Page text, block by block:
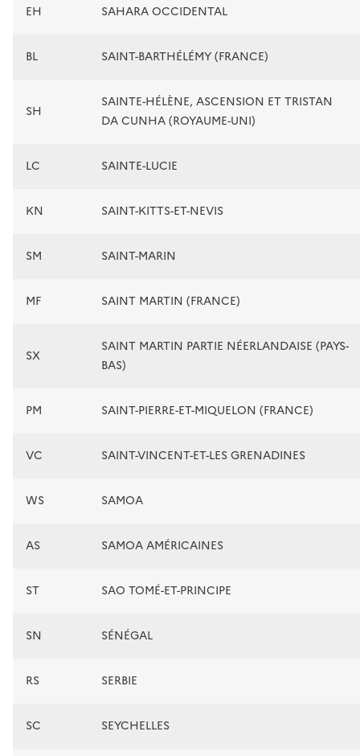
EH SAHARA OCCIDENTAL
BL SAINT-BARTHÉLÉMY (FRANCE)
SH
SAINTE-HÉLÈNE, ASCENSION ET TRISTAN
DA CUNHA (ROYAUME-UNI)
LC SAINTE-LUCIE
KN SAINT-KITTS-ET-NEVIS
SM SAINT-MARIN
MF SAINT MARTIN (FRANCE)
SX
SAINT MARTIN PARTIE NÉERLANDAISE (PAYS-
BAS)
PM SAINT-PIERRE-ET-MIQUELON (FRANCE)
VC SAINT-VINCENT-ET-LES GRENADINES
WS SAMOA
AS SAMOA AMÉRICAINES
ST SAO TOMÉ-ET-PRINCIPE
SN SÉNÉGAL
RS SERBIE
SC SEYCHELLES